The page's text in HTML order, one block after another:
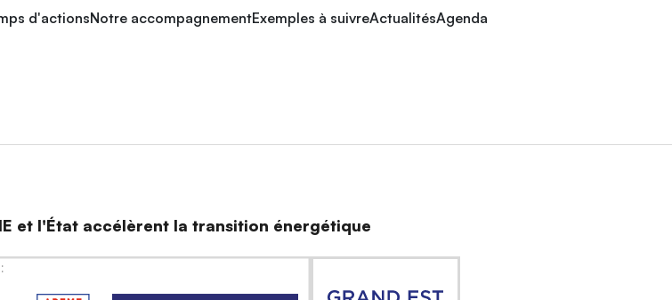
d'actionsNotre accompagnementExemples à suivreActualitésAgenda
et l'État accélèrent la transition énergétique